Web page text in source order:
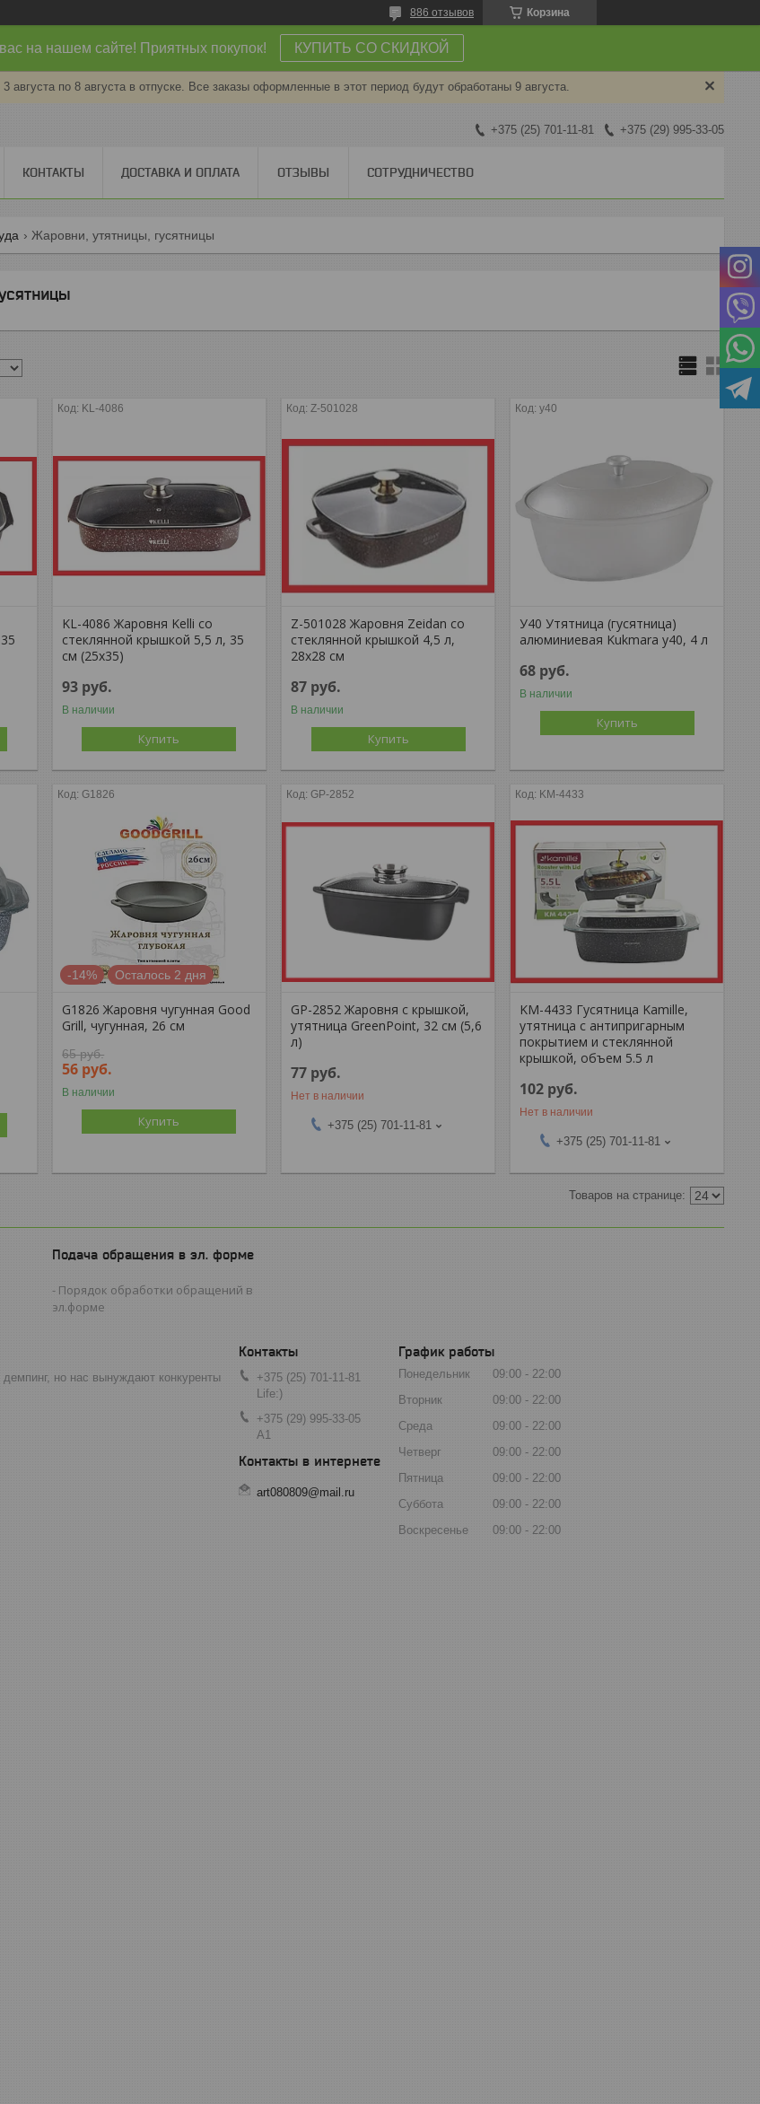
Корзина
886 отзывов
на нашем сайте! Приятных покупок! КУПИТЬ СО СКИДКОЙ
августа по 8 августа в отпуске. Все заказы оформленные в этот период будут обработаны 9 августа.
+375 (25) 701-11-81 +375 (29) 995-33-05
КОНТАКТЫ ДОСТАВКА И ОПЛАТА ОТЗЫВЫ СОТРУДНИЧЕСТВО
Жаровни, утятницы, гусятницы
KL-4086
KL-4086 Жаровня Kelli со
стеклянной крышкой 5,5 л, 35
см (25x35)
93 руб.
В наличии
Купить
Z-501028
Z-501028 Жаровня Zeidan со
стеклянной крышкой 4,5 л,
28х28 см
87 руб.
В наличии
Купить
у40
У40 Утятница (гусятница)
алюминиевая Kukmara у40, 4 л
68 руб.
В наличии
Купить
G1826
-14% Осталось 2 дня
G1826 Жаровня чугунная Good
Grill, чугунная, 26 см
65руб.
56 руб.
В наличии
Купить
GP-2852
GP-2852 Жаровня с крышкой,
утятница GreenPoint, 32 cм (5,6
л)
77 руб.
Нет в наличии
+375 (25) 701-11-81
KM-4433
KM-4433 Гусятница Kamille,
утятница с антипригарным
покрытием и стеклянной
крышкой, объем 5.5 л
102 руб.
Нет в наличии
+375 (25) 701-11-81
Подача обращения в эл. форме
Порядок обработки обращений в
эл.форме
но нас вынуждают конкуренты
+375 (25) 701-11-81
Life:)
+375 (29) 995-33-05
A1
art080809@mail.ru
График работы
Понедельник 09:00
22:00
Вторник
09:00
22:00
Среда
09:00
22:00
Четверг
09:00
22:00
Пятница
09:00
22:00
Суббота
09:00
22:00
Воскресенье
09:00 22:00